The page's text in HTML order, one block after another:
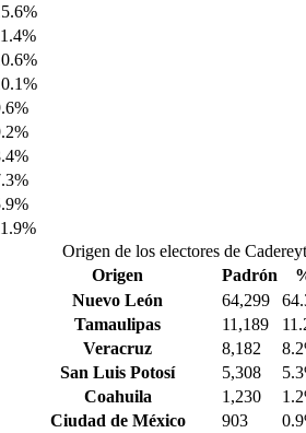
Origen de los electores de
Origen
Padrón
Nuevo León
64,299
Tamaulipas
11,189
Veracruz
8,182
San Luis Potosí
5,308
Coahuila
1,230
Ciudad de México
903